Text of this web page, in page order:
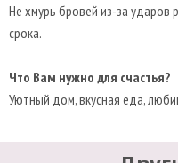
Не хмурь бровей из-за ударов
срока.
Что Вам нужно для счастья?
Уютный дом, вкусная еда,